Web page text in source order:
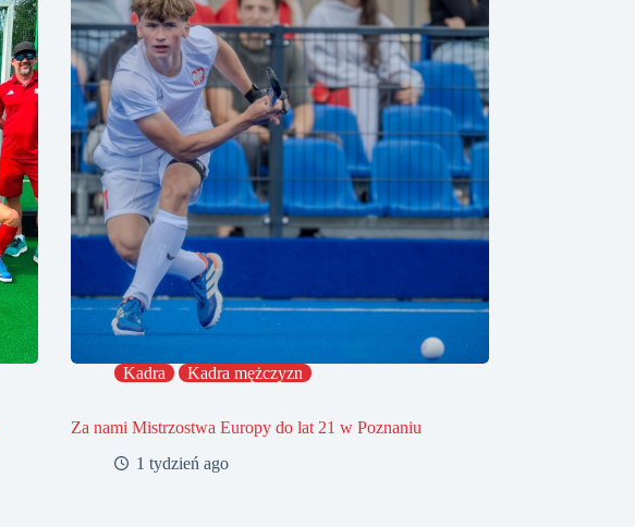
Kadra Kadra mężczyzn
Za nami Mistrzostwa Europy do lat 21 w Poznaniu
1 tydzień ago